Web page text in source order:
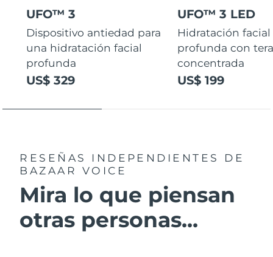
UFO™ 3
Dispositivo antiedad para
una hidratación facial
profunda
US$ 329
UFO™ 3 LED
Hidratación facial
profunda con
concentrada
US$ 199
RESEÑAS INDEPENDIENTES
DE
BAZAAR VOICE
Mira lo que piensan
otras personas...